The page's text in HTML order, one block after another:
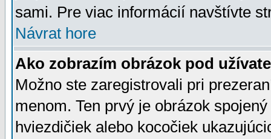
sami. Pre viac informácií navštívte
Návrat hore
Ako zobrazím obrázok pod
Možno ste zaregistrovali pri
menom. Ten prvý je obrázok
hviezdičiek alebo kocočiek